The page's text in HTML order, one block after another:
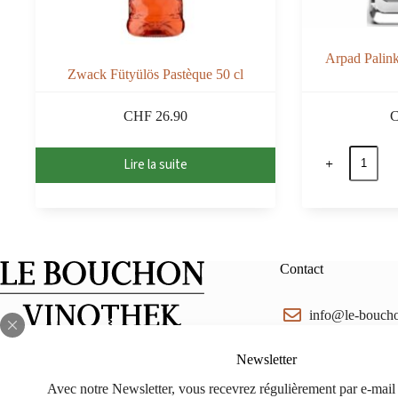
Newsletter
Avec notre Newsletter, vous recevrez régulièrement par e-
Zwack Fütyülös Pastèque 50 cl
CHF26.90
Lire la suite
Arpad
quantité
de
Arpad
Contact
info@le-
078 714 88 88